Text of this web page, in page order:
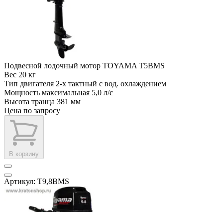
Подвесной лодочный мотор TOYAMA T5BMS
Вес 20 кг
Тип двигателя 2-х тактный с вод. охлаждением
Мощность максимальная 5,0 л/с
Высота транца 381 мм
Цена по запросу
В корзину
Артикул: T9,8BMS